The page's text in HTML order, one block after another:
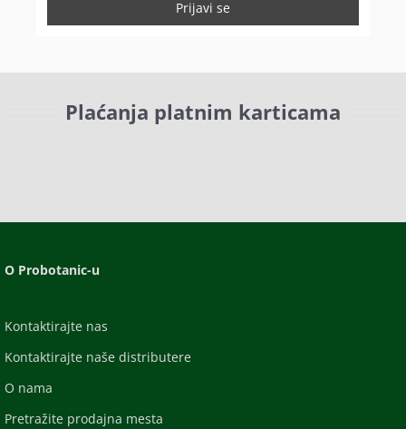
Plaćanja platnim karticama
O Probotanic-u
Kontaktirajte nas
Kontaktirajte naše distributere
O nama
Pretražite prodajna mesta